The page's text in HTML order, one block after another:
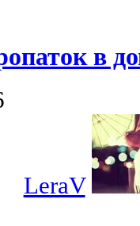
в
LeraV